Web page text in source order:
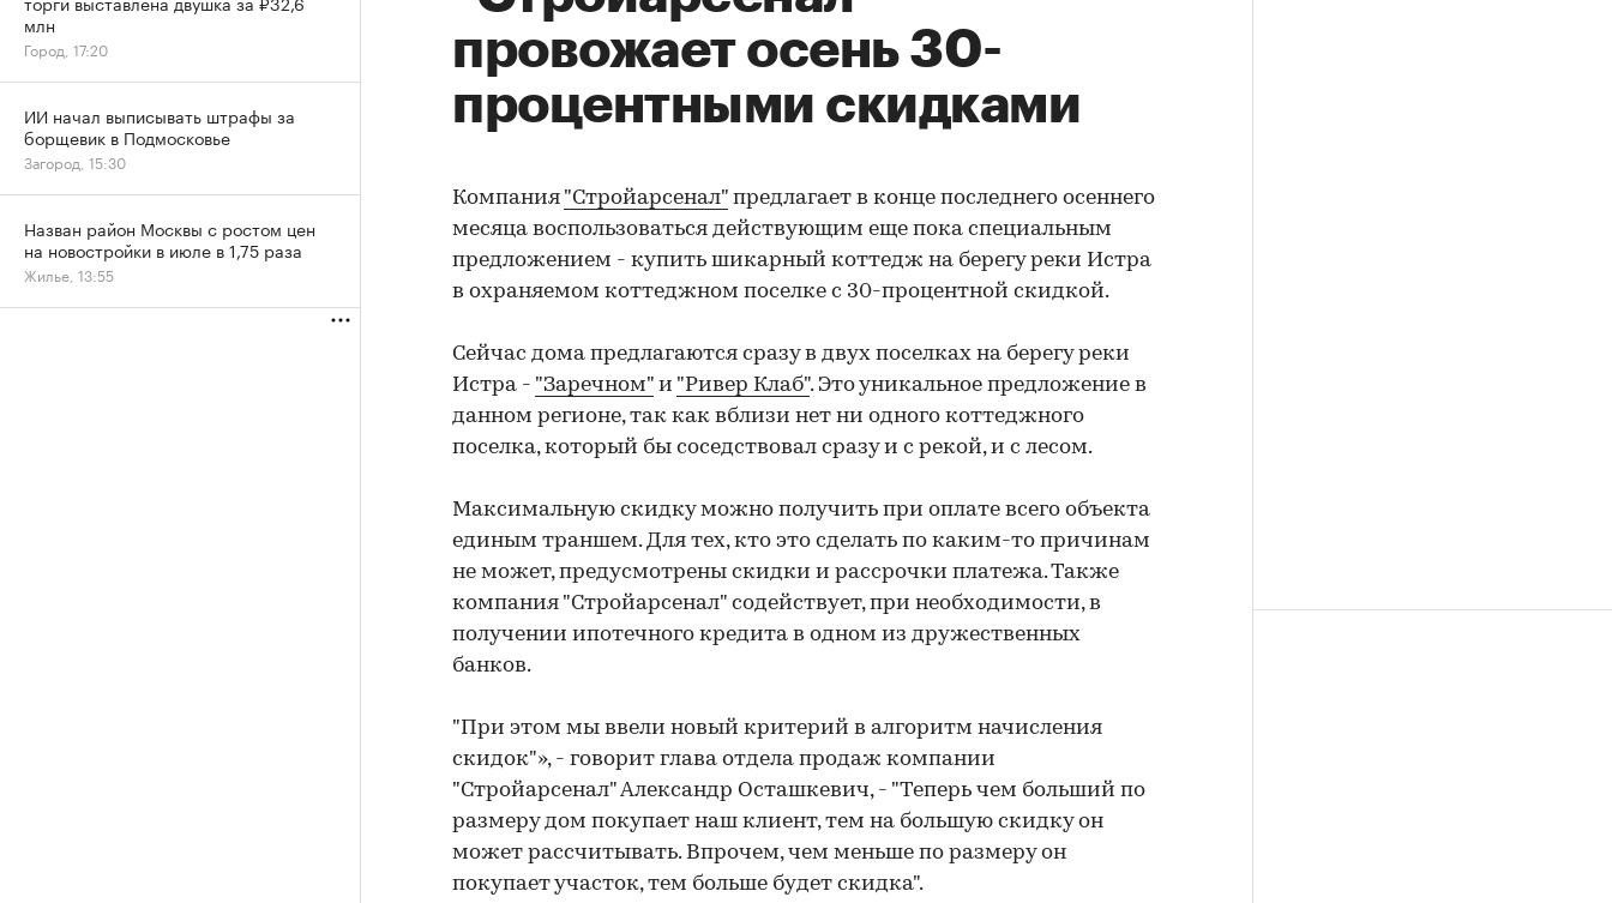
провожает осень 30-
процентными скидками
Компания "Стройарсенал" предлагает в конце последнего осеннего
месяца воспользоваться действующим еще пока специальным
предложением - купить шикарный коттедж на берегу реки Истра
в охраняемом коттеджном поселке с 30-процентной скидкой.
Сейчас дома предлагаются сразу в двух поселках на берегу реки
Истра - "Заречном" и "Ривер Клаб". Это уникальное предложение в
данном регионе, так как вблизи нет ни одного коттеджного
поселка, который бы соседствовал сразу и с рекой, и с лесом.
Максимальную скидку можно получить при оплате всего объекта
единым траншем. Для тех, кто это сделать по каким-то причинам
не может, предусмотрены скидки и рассрочки платежа. Также
компания "Стройарсенал" содействует, при необходимости, в
получении ипотечного кредита в одном из дружественных
банков.
"При этом мы ввели новый критерий в алгоритм начисления
скидок"», - говорит глава отдела продаж компании
"Стройарсенал" Александр Осташкевич, - "Теперь чем больший по
размеру дом покупает наш клиент, тем на большую скидку он
может рассчитывать. Впрочем, чем меньше по размеру он
покупает участок, тем больше будет скидка".
млн
Город, 17:20
ИИ начал выписывать штрафы за
борщевик в Подмосковье
Загород, 15:30
Назван район Москвы с ростом цен
на новостройки в июле в 1,75 раза
Жилье, 13:55